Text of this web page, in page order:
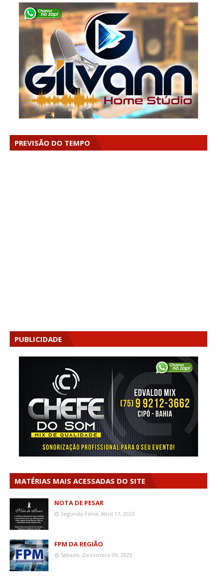
PREVISÃO DO TEMPO
PUBLICIDADE
MATÉRIAS MAIS ACESSADAS DO SITE
NOTA DE PESAR
Segunda-Feira, Abril 17, 2023
FPM DA REGIÃO
Sábado, Dezembro 09, 2023